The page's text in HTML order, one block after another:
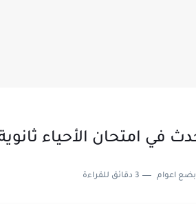
الأحياء ثانوية عامة
اعوام 3 دقائق للقراءة